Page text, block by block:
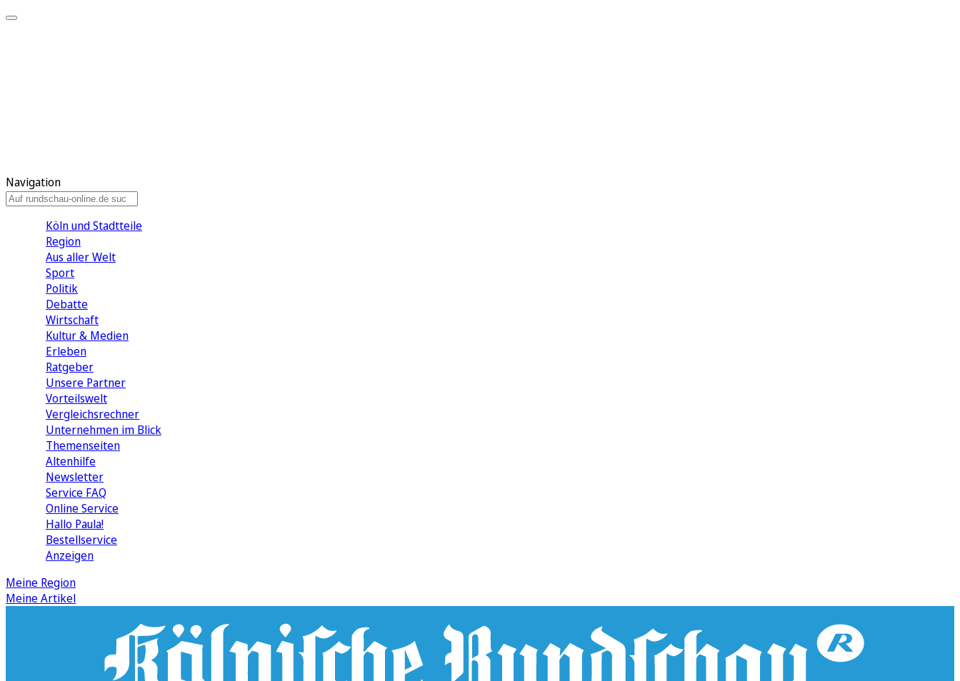
Navigation
Köln und Stadtteile
Region
Aus aller Welt
Sport
Politik
Debatte
Wirtschaft
Kultur & Medien
Erleben
Ratgeber
Unsere Partner
Vorteilswelt
Vergleichsrechner
Unternehmen im Blick
Themenseiten
Altenhilfe
Newsletter
Service FAQ
Online Service
Hallo Paula!
Bestellservice
Anzeigen
Meine Region
Meine Artikel